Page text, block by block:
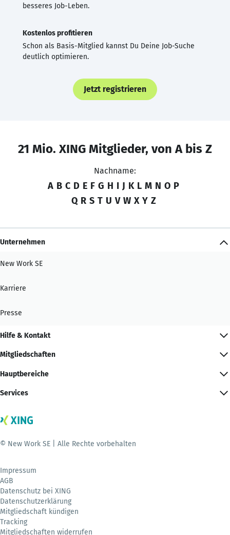
besseres Job-Leben.
Kostenlos profitieren
Schon als Basis-Mitglied kannst Du Deine Job-Suche
deutlich optimieren.
Jetzt registrieren
21 Mio. XING Mitglieder, von A bis Z
Nachname:
A B C D E F G H I J K L M N O P
Q R S T U V W X Y Z
Unternehmen
New Work SE
Karriere
Presse
Hilfe & Kontakt
Mitgliedschaften
Hauptbereiche
Services
© New Work SE | Alle Rechte vorbehalten
Impressum
AGB
Datenschutz bei XING
Datenschutzerklärung
Mitgliedschaft kündigen
Tracking
Mitgliedschaften widerrufen